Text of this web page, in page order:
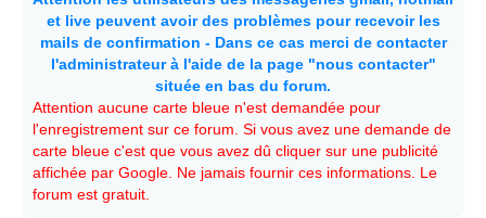
et live peuvent avoir des problèmes pour recevoir les
mails de confirmation - Dans ce cas merci de contacter
l'administrateur à l'aide de la page "nous contacter"
située en bas du forum.
Attention aucune carte bleue n'est demandée pour
l'enregistrement sur ce forum. Si vous avez une demande de
carte bleue c'est que vous avez dû cliquer sur une publicité
affichée par Google. Ne jamais fournir ces informations. Le
forum est gratuit.